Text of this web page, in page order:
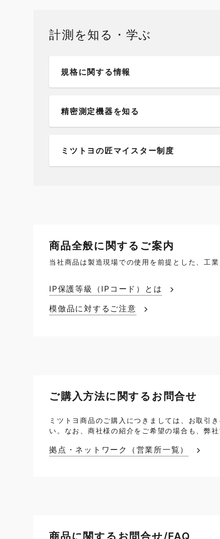
計測を知る・学ぶ
規格に関する情報
精密測定機器を知る
ミツトヨの匠マイスター制度
商品全般に関するご案内
当社商品は製造現場での使用を前提とした、工
IP保護等級（IPコード）とは
模倣品に対するご注意
ご購入方法に関するお問合せ
ミツトヨ商品のご購入につきましては、お取引
い。なお、商社様の紹介をご希望の場合も、弊
拠点・ネットワーク（営業所一覧）
商品に関するお問合せ/FAQ